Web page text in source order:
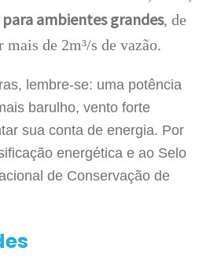
ambientes grandes, de
mais de 2m³/s de vazão.
lembre-se: uma potência
barulho, vento forte
sua conta de energia. Por
energética e ao Selo
de Conservação de